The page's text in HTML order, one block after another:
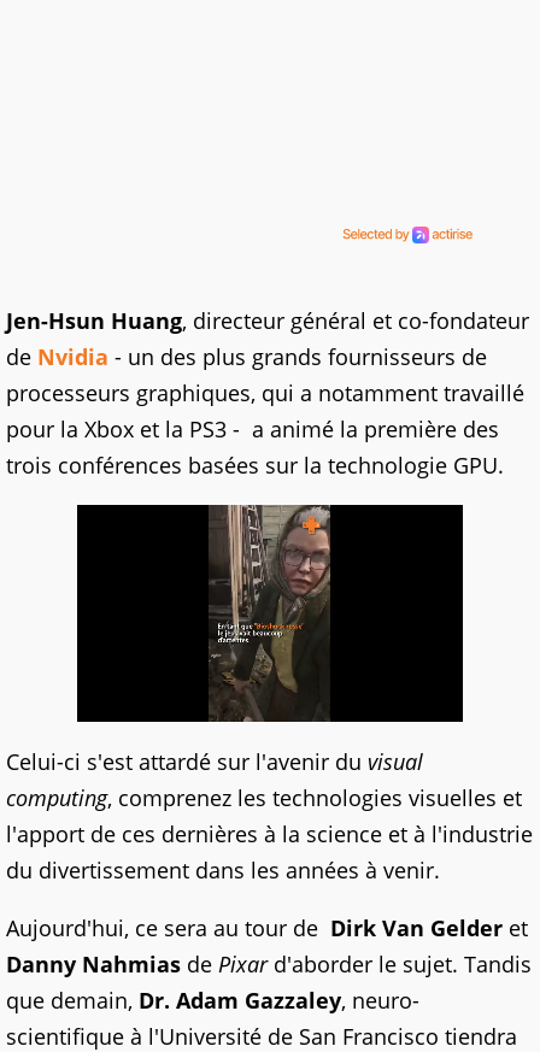
Jen-Hsun Huang, directeur général et co-fondateur
de Nvidia - un des plus grands fournisseurs de
processeurs graphiques, qui a notamment travaillé
pour la Xbox et la PS3 - a animé la première des
trois conférences basées sur la technologie GPU.
Celui-ci s'est attardé sur l'avenir du visual
computing, comprenez les technologies visuelles et
l'apport de ces dernières à la science et à l'industrie
du divertissement dans les années à venir.
Aujourd'hui, ce sera au tour de Dirk Van Gelder et
Danny Nahmias de Pixard'aborder le sujet. Tandis
que demain, Dr. Adam Gazzaley, neuro-
scientifique à l'Université de San Francisco tiendra